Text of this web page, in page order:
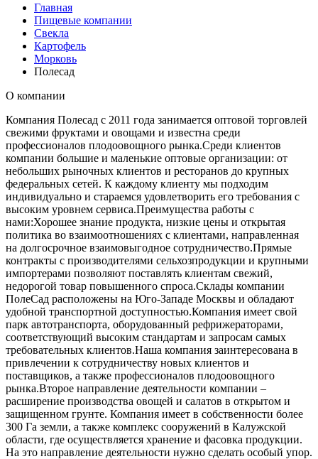
Главная
Пищевые компании
Свекла
Картофель
Морковь
Полесад
О компании
Компания Полесад с 2011 года занимается оптовой торговлей
свежими фруктами и овощами и известна среди
профессионалов плодоовощного рынка.Среди клиентов
компании большие и маленькие оптовые организации: от
небольших рыночных клиентов и ресторанов до крупных
федеральных сетей. К каждому клиенту мы подходим
индивидуально и стараемся удовлетворить его требования с
высоким уровнем сервиса.Преимущества работы с
нами:Хорошее знание продукта, низкие цены и открытая
политика во взаимоотношениях с клиентами, направленная
на долгосрочное взаимовыгодное сотрудничество.Прямые
контракты с производителями сельхозпродукции и крупными
импортерами позволяют поставлять клиентам свежий,
недорогой товар повышенного спроса.Склады компании
ПолеСад расположены на Юго-Западе Москвы и обладают
удобной транспортной доступностью.Компания имеет свой
парк автотранспорта, оборудованный рефрижераторами,
соответствующий высоким стандартам и запросам самых
требовательных клиентов.Наша компания заинтересована в
привлечении к сотрудничеству новых клиентов и
поставщиков, а также профессионалов плодоовощного
рынка.Второе направление деятельности компании –
расширение производства овощей и салатов в открытом и
защищенном грунте. Компания имеет в собственности более
300 Га земли, а также комплекс сооружений в Калужской
области, где осуществляется хранение и фасовка продукции.
На это направление деятельности нужно сделать особый упор.